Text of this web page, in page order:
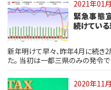
2021年01
緊急事態
続けてい
新年明けて早々、昨年4月に続き
た。 当初は一都三県のみの発令
2020年11